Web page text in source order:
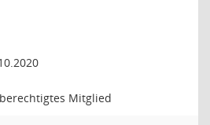
Mitglied